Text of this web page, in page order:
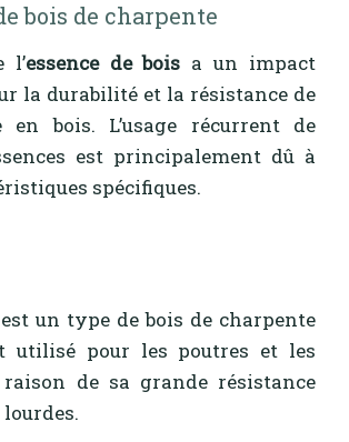
bois de charpente
l’essence de bois a un impact
la durabilité et la résistance de
bois. L’usage récurrent de
est principalement dû à
spécifiques.
un type de bois de charpente
utilisé pour les poutres et les
de sa grande résistance